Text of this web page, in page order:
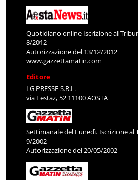
Quotidiano online Iscrizione al
8/2012
Autorizzazione del 13/12/2012
www.gazzettamatin.com
Editore
LG PRESSE S.R.L.
via Festaz, 52 11100 AOSTA
Settimanale del Lunedì. Iscrizione al
9/2002
Autorizzazione del 20/05/2002